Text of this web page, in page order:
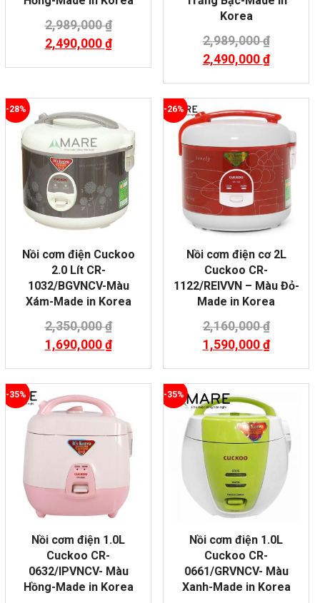
2,989,000₫
2,490,000 ₫
Korea
2,989,000₫
2,490,000 ₫
-28%
Nồi cơm điện Cuckoo
2.0 Lít CR-
1032/BGVNCV-Màu
Xám-Made in Korea
2,350,000₫
1,690,000 ₫
-26%
Nồi cơm điện cơ 2L
Cuckoo CR-
1122/REIVVN – Màu Đỏ-
Made in Korea
2,160,000₫
1,590,000 ₫
-35%
Nồi cơm điện 1.0L
Cuckoo CR-
0632/IPVNCV- Màu
Hồng-Made in Korea
-35%
Nồi cơm điện 1.0L
Cuckoo CR-
0661/GRVNCV- Màu
Xanh-Made in Korea